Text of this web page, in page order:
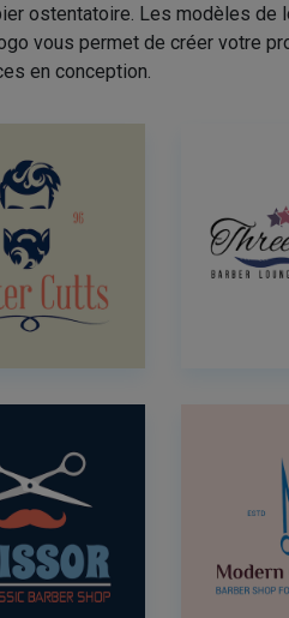
ostentatoire. Les modèles
vous permet de créer votre
en conception.